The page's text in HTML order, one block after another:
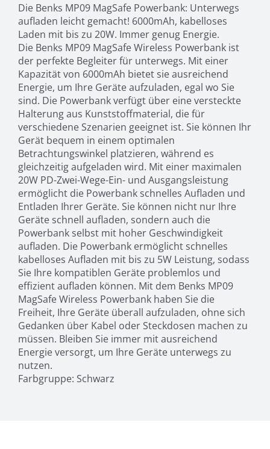
Die Benks MP09 MagSafe Powerbank: Unterwegs
aufladen leicht gemacht! 6000mAh, kabelloses
Laden mit bis zu 20W. Immer genug Energie.
Die Benks MP09 MagSafe Wireless Powerbank ist
der perfekte Begleiter für unterwegs. Mit einer
Kapazität von 6000mAh bietet sie ausreichend
Energie, um Ihre Geräte aufzuladen, egal wo Sie
sind. Die Powerbank verfügt über eine versteckte
Halterung aus Kunststoffmaterial, die für
verschiedene Szenarien geeignet ist. Sie können Ihr
Gerät bequem in einem optimalen
Betrachtungswinkel platzieren, während es
gleichzeitig aufgeladen wird. Mit einer maximalen
20W PD-Zwei-Wege-Ein- und Ausgangsleistung
ermöglicht die Powerbank schnelles Aufladen und
Entladen Ihrer Geräte. Sie können nicht nur Ihre
Geräte schnell aufladen, sondern auch die
Powerbank selbst mit hoher Geschwindigkeit
aufladen. Die Powerbank ermöglicht schnelles
kabelloses Aufladen mit bis zu 5W Leistung, sodass
Sie Ihre kompatiblen Geräte problemlos und
effizient aufladen können. Mit dem Benks MP09
MagSafe Wireless Powerbank haben Sie die
Freiheit, Ihre Geräte überall aufzuladen, ohne sich
Gedanken über Kabel oder Steckdosen machen zu
müssen. Bleiben Sie immer mit ausreichend
Energie versorgt, um Ihre Geräte unterwegs zu
nutzen.
Farbgruppe: Schwarz